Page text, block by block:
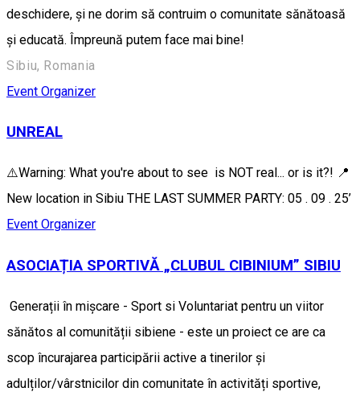
deschidere, și ne dorim să contruim o comunitate sănătoasă
și educată. Împreună putem face mai bine!
Sibiu, Romania
Event Organizer
UNREAL
⚠️Warning: What you're about to see is NOT real... or is it?! 📍
New location in Sibiu THE LAST SUMMER PARTY: 05 . 09 . 25’
Event Organizer
ASOCIAȚIA SPORTIVĂ „CLUBUL CIBINIUM” SIBIU
Generații în mișcare - Sport si Voluntariat pentru un viitor
sănătos al comunității sibiene - este un proiect ce are ca
scop încurajarea participării active a tinerilor și
adulților/vârstnicilor din comunitate în activități sportive,